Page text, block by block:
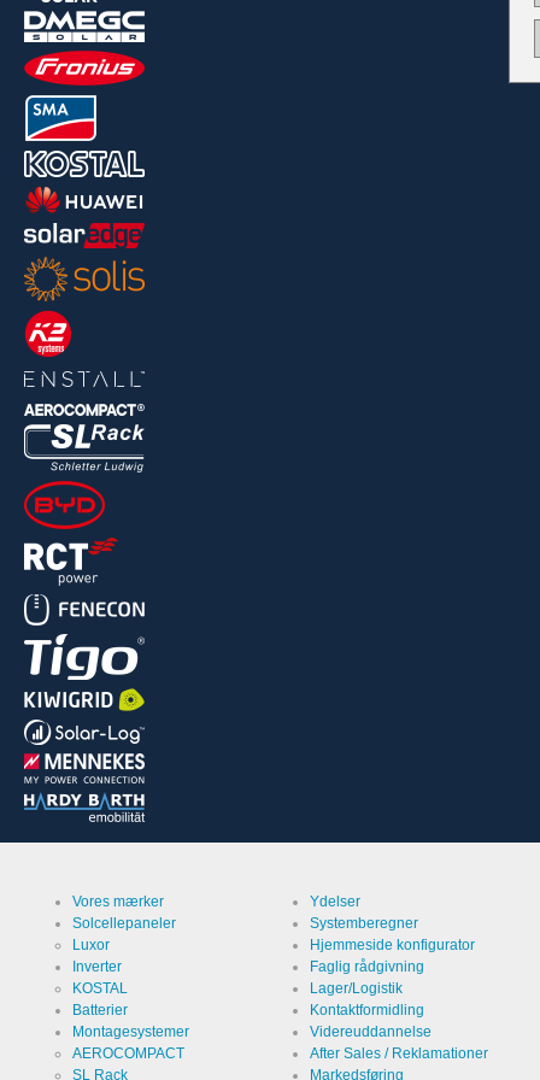
Vores mærker
Solcellepaneler
Luxor
Inverter
KOSTAL
Batterier
Montagesystemer
AEROCOMPACT
SL Rack
Ydelser
Systemberegner
Hjemmeside konfigurator
Faglig rådgivning
Lager/Logistik
Kontaktformidling
Videreuddannelse
After Sales / Reklamationer
Markedsføring